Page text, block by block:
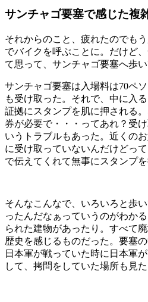
サンチャゴ要塞で感じた複
それからのこと、疲れたのでも
でバイクを呼ぶことに。だけど
て思って、サンチャゴ要塞へ歩い
サンチャゴ要塞は入場料は70ペ
も受け取った。それで、中に入
証拠にスタンプを肌に押される
券が必要で・・・ってあれ？受
いうトラブルもあった。近くの
に受け取っていないんだけどっ
で伝えてくれて無事にスタンプを
そんなこんなで、いろいろと歩
ったんだなぁっていうのがわか
られた建物があったり。すべて
歴史を感じるものだった。要塞
日本軍が戦っていた時に日本軍
して、拷問をしていた場所も見た